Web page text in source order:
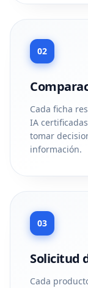
02
Cada ficha
IA
tomar
información.
03
Solicitud
Cada